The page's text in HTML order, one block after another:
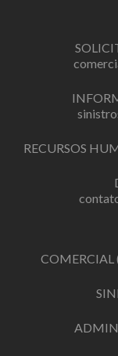
RECURSOS
COMERCIAL